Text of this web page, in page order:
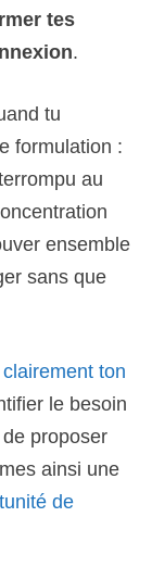
tes
.
tu
formulation :
au
ensemble
sans que
ton
le besoin
proposer
ainsi une
de